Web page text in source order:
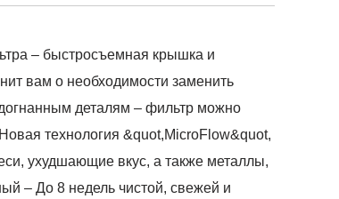
– быстросъемная крышка и
вам о необходимости заменить
деталям – фильтр можно
технология &quot,MicroFlow&quot,
ухудшающие вкус, а также металлы,
– До 8 недель чистой, свежей и